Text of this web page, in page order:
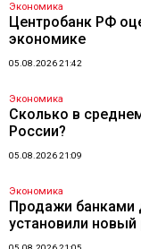
Экономика
Центробанк РФ
экономике
05.08.2026 21:42
Экономика
Сколько в
России?
05.08.2026 21:09
Экономика
Продажи банками
установили новый